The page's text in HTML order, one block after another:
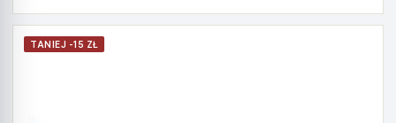
TANIEJ -15 ZŁ